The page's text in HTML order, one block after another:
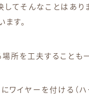
してそんなことはあ
す。
所を工夫することも
イヤーを付ける（ハ